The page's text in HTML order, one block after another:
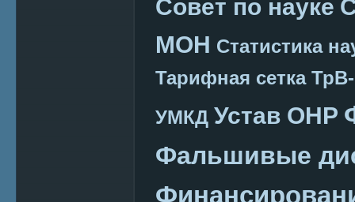
Совет по науке
МОН Статистика
Тарифная сетка
УМКД Устав ОНР
Фальшивые